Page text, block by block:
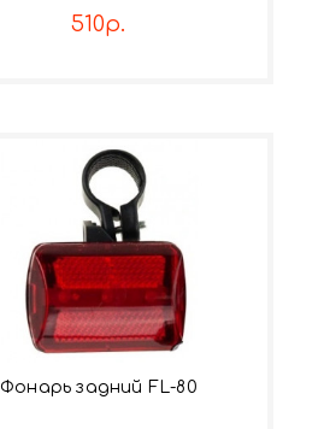
510р.
Фонарь задний FL-80